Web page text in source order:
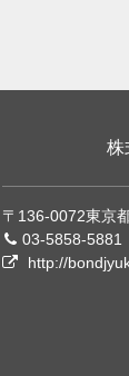
〒136-0072東京
03-5858-5881
http://